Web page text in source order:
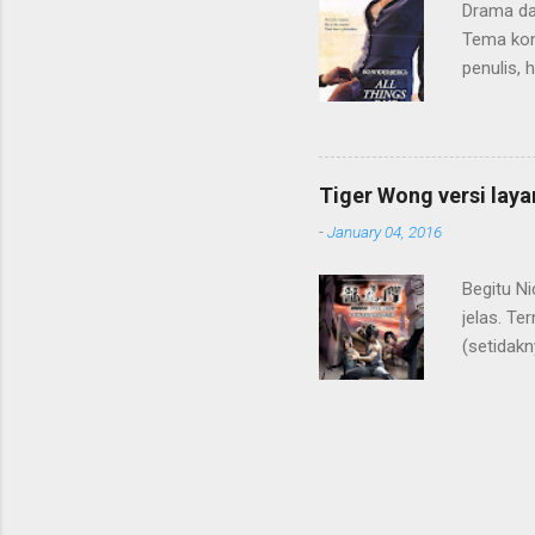
didikan
baik,
Drama
Tema
penulis,
Alur
pada
kurang
begitu
Tiger Wong versi
-January 04, 2016
Begitu
jelas.
(kakak
telah